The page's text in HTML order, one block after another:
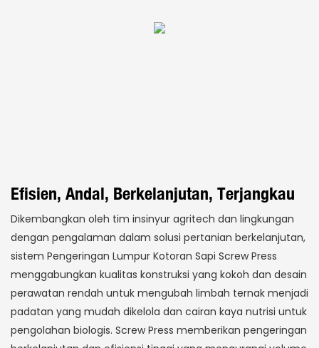
Efisien, Andal, Berkelanjutan, Terjangkau
Dikembangkan oleh tim insinyur agritech dan lingkungan
dengan pengalaman dalam solusi pertanian berkelanjutan,
sistem Pengeringan Lumpur Kotoran Sapi Screw Press
menggabungkan kualitas konstruksi yang kokoh dan desain
perawatan rendah untuk mengubah limbah ternak menjadi
padatan yang mudah dikelola dan cairan kaya nutrisi untuk
pengolahan biologis. Screw Press memberikan pengeringan